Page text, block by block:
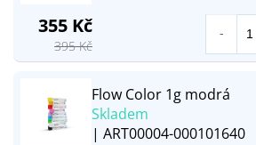
355 Kč
395 Kč
Flow Color 1g modrá
Skladem
| ART00004-000101640